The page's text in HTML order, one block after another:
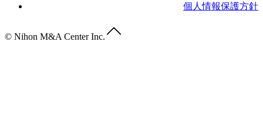
個人情報保護方針
© Nihon M&A Center Inc.